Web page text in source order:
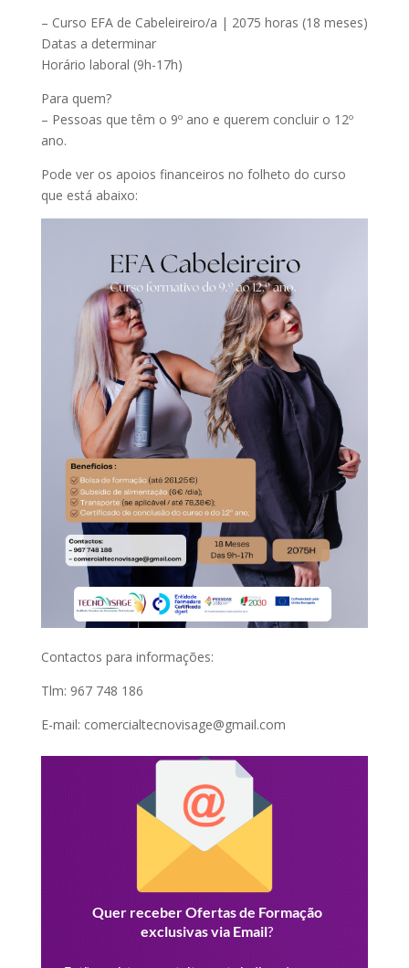
– Curso EFA de Cabeleireiro/a | 2075 horas (18 meses)
Datas a determinar
Horário laboral (9h-17h)
Para quem?
– Pessoas que têm o 9º ano e querem concluir o 12º
ano.
Pode ver os apoios financeiros no folheto do curso
que está abaixo:
Contactos para informações:
Tlm: 967 748 186
E-mail: comercialtecnovisage@gmail.com